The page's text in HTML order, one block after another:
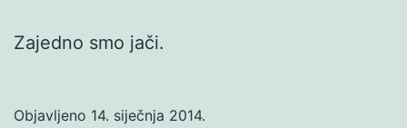
Zajedno smo jači.
Objavljeno 14. siječnja 2014.